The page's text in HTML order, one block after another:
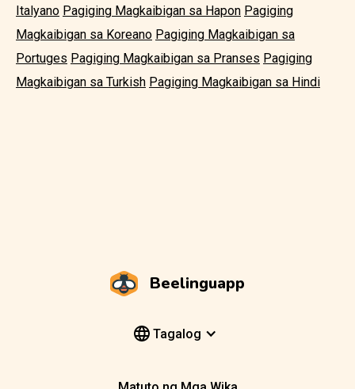
Italyano Pagiging Magkaibigan sa Hapon Pagiging
Magkaibigan sa Koreano Pagiging Magkaibigan sa
Portuges Pagiging Magkaibigan sa Pranses Pagiging
Magkaibigan sa Turkish Pagiging Magkaibigan sa Hindi
Beelinguapp
Tagalog